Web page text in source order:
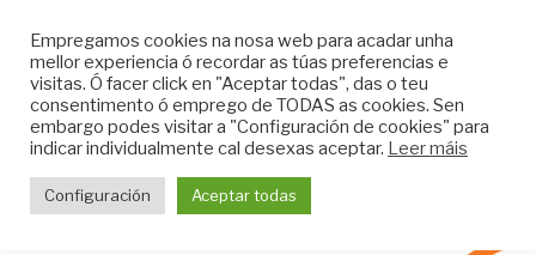
content
CLUB DO MAR DE
MUGARDOS
Web do Club do Mar de Mugardos
Empregamos cookies na nosa web para acadar unha
mellor experiencia ó recordar as túas preferencias e
visitas. Ó facer click en "Aceptar todas", das o teu
consentimento ó emprego de TODAS as cookies. Sen
embargo podes visitar a "Configuración de cookies" para
indicar individualmente cal desexas aceptar. Leer máis
Configuración Aceptar todas